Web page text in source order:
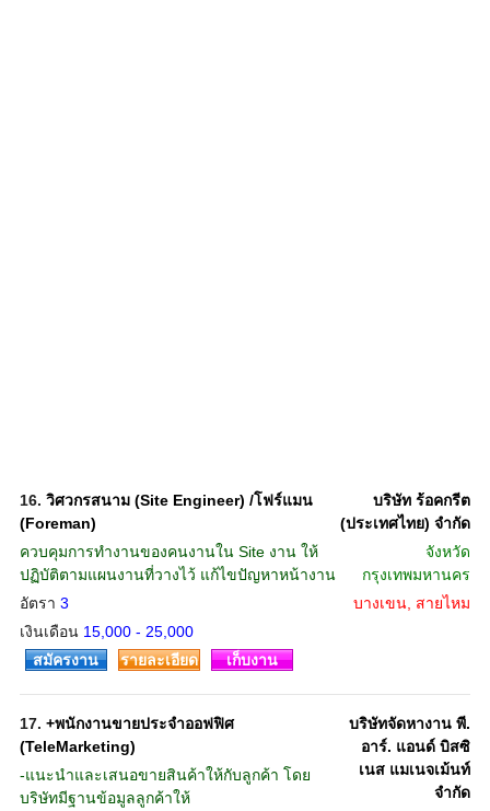
16. วิศวกรสนาม (Site Engineer) /โฟร์แมน
(Foreman)
ควบคุมการทำงานของคนงานใน Site งาน ให้
ปฏิบัติตามแผนงานที่วางไว้ แก้ไขปัญหาหน้างาน
อัตรา 3
เงินเดือน 15,000 - 25,000
บริษัท ร้อคกรีต
(ประเทศไทย) จำกัด
จังหวัด
กรุงเทพมหานคร
บางเขน, สายไหม
สมัครงาน รายละเอียด เก็บงาน
17. +พนักงานขายประจำออฟฟิศ
(TeleMarketing)
-แนะนำและเสนอขายสินค้าให้กับลูกค้า โดย
บริษัทมีฐานข้อมูลลูกค้าให้
บริษัทจัดหางาน พี.
อาร์. แอนด์ บิสซิ
เนส แมเนจเม้นท์
จำกัด